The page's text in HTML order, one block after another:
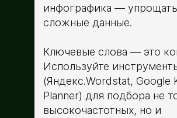
инфографика — упрощать
сложные данные.
Ключевые слова — это
Используйте
(Яндекс.Wordstat, Google
Planner) для подбора не
высокочастотных, но и